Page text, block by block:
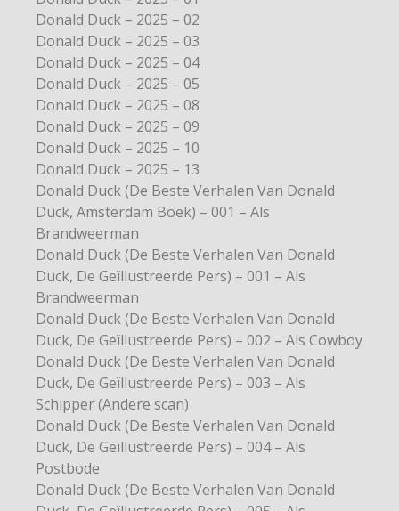
Donald Duck – 2025 – 02
Donald Duck – 2025 – 03
Donald Duck – 2025 – 04
Donald Duck – 2025 – 05
Donald Duck – 2025 – 08
Donald Duck – 2025 – 09
Donald Duck – 2025 – 10
Donald Duck – 2025 – 13
Donald Duck (De Beste Verhalen Van Donald
Duck, Amsterdam Boek) – 001 – Als
Brandweerman
Donald Duck (De Beste Verhalen Van Donald
Duck, De Geïllustreerde Pers) – 001 – Als
Brandweerman
Donald Duck (De Beste Verhalen Van Donald
Duck, De Geïllustreerde Pers) – 002 – Als Cowboy
Donald Duck (De Beste Verhalen Van Donald
Duck, De Geïllustreerde Pers) – 003 – Als
Schipper (Andere scan)
Donald Duck (De Beste Verhalen Van Donald
Duck, De Geïllustreerde Pers) – 004 – Als
Postbode
Donald Duck (De Beste Verhalen Van Donald